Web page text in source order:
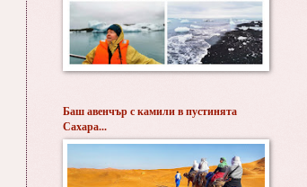
Баш авенчър с камили в пустинята
Сахара...